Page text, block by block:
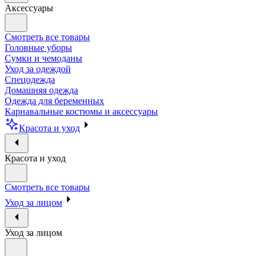
Аксессуары
Смотреть все товары
Головные уборы
Сумки и чемоданы
Уход за одеждой
Спецодежда
Домашняя одежда
Одежда для беременных
Карнавальные костюмы и аксессуары
Красота и уход
Красота и уход
Смотреть все товары
Уход за лицом
Уход за лицом